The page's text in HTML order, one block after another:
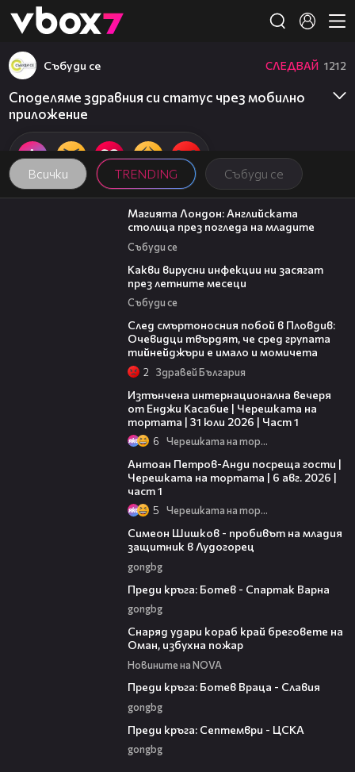
👾
Всички TRENDING Събуди се
Събуди се СЛЕДВАЙ 1212
Споделяме здравния си статус чрез мобилно
приложение
05:03
Магията Лондон: Английската
столица през погледа на младите
Събуди се
Какви вирусни инфекции ни засягат
през летните месеци
Събуди се
След смъртоносния побой в Пловдив:
Очевидци твърдят, че сред групата
тийнейджъри е имало и момичета
2 Здравей България
Изтънчена интернационална вечеря
от Енджи Касабие | Черешката на
тортата | 31 юли 2026 | Част 1
6 Черешката на тортата
Антоан Петров-Анди посреща гости |
Черешката на тортата | 6 авг. 2026 |
част 1
5 Черешката на тортата
Симеон Шишков - пробивът на младия
защитник в Лудогорец
gongbg
Преди кръга: Ботев - Спартак Варна
gongbg
Снаряд удари кораб край бреговете на
Оман, избухна пожар
Новините на NOVA
Преди кръга: Ботев Враца - Славия
gongbg
Преди кръга: Септември - ЦСКА
gongbg